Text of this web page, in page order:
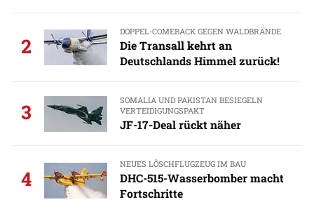
2
DOPPEL-COMEBACK GEGEN WALDBRÄNDE
Die Transall kehrt an
Deutschlands Himmel zurück!
3
SOMALIA UND PAKISTAN BESIEGELN
VERTEIDIGUNGSPAKT
JF-17-Deal rückt näher
4
NEUES LÖSCHFLUGZEUG IM BAU
DHC-515-Wasserbomber macht
Fortschritte